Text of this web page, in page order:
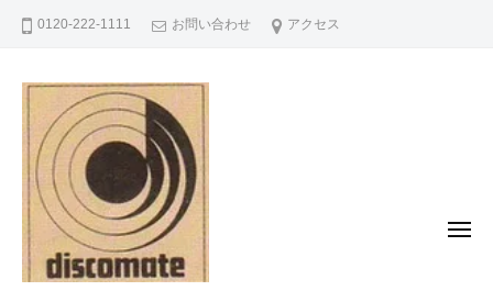
0120-222-1111 お問い合わせ アクセス
メ